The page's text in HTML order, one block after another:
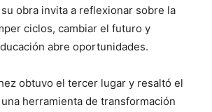
obra invita a reflexionar sobre la
ciclos, cambiar el futuro y
abre oportunidades.
obtuvo el tercer lugar y resaltó el
herramienta de transformación